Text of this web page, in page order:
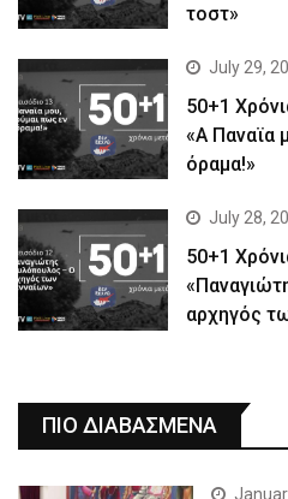
τοστ»
July 29,
50+1
«Α Παναϊα
όραμα!»
July 28,
50+1
αρχηγός
ΠΙΟ ΔΙΑΒΑΣΜΕΝΑ